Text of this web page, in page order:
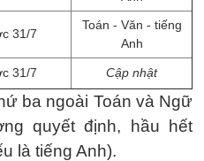
31/7
Toán - Văn - tiếng
Anh
31/7 Cập nhật
ba ngoài Toán và Ngữ
quyết định, hầu hết
là tiếng Anh).